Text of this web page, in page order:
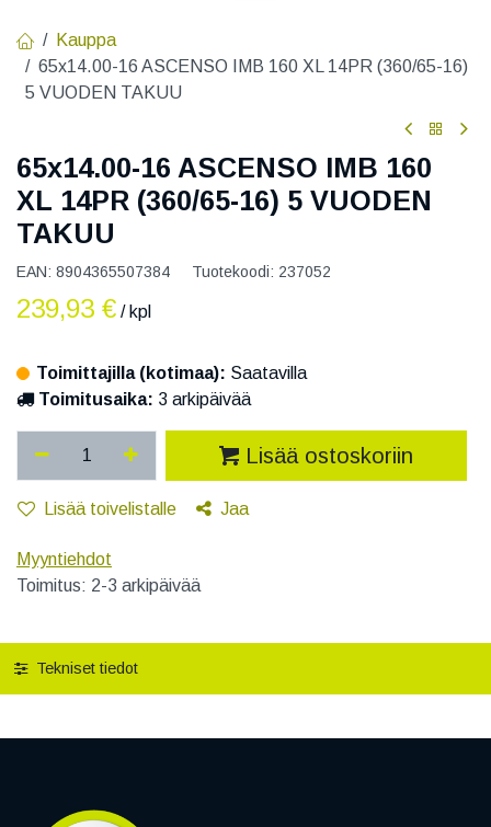
Kauppa
65x14.00-16 ASCENSO IMB 160 XL 14PR (360/65-16)
5 VUODEN TAKUU
65x14.00-16 ASCENSO IMB 160
XL 14PR (360/65-16) 5 VUODEN
TAKUU
EAN: 8904365507384 Tuotekoodi: 237052
239,93 € / kpl
Toimittajilla (kotimaa): Saatavilla
Toimitusaika: 3 arkipäivää
Lisää ostoskoriin
Lisää toivelistalle Jaa
Myyntiehdot
Toimitus: 2-3 arkipäivää
Tekniset tiedot